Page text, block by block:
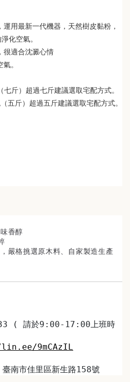
用最新一代機器，天然樹皮黏粉，
化空氣。
很適合沈澱心情
。
斤）超過七斤建議選取宅配方式。
超過五斤建議選取宅配方式。
味香醇
嚴格挑選原木料、自家製造生產
( 請於9:00-17:00上班時
9mCAzIL
南市佳里區新生路158號